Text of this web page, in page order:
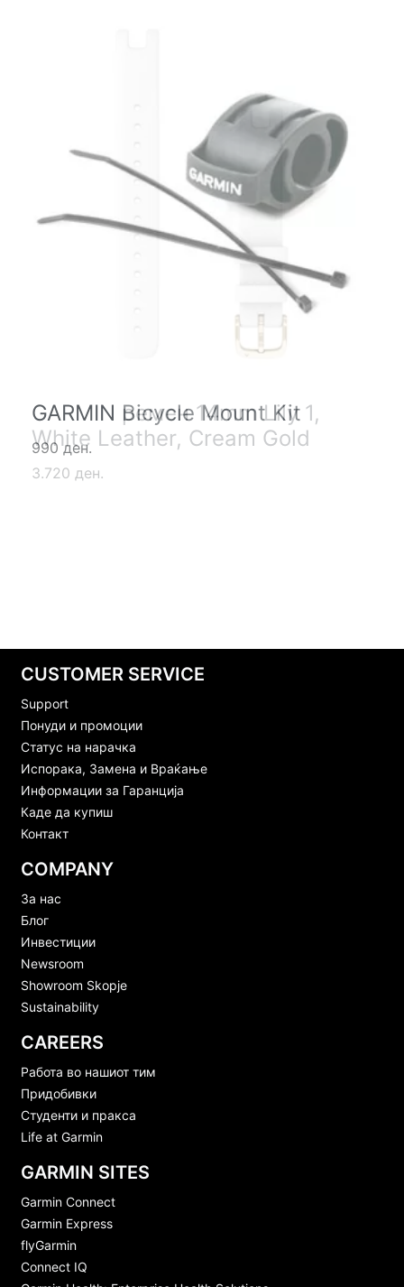
GARMIN ремен 14mm Lily 1,
White Leather, Cream Gold
3.720 ден.
GARMIN Bicycle Mount Kit
990 ден.
CUSTOMER SERVICE
Support
Понуди и промоции
Статус на нарачка
Испорака, Замена и Враќање
Информации за Гаранција
Каде да купиш
Контакт
COMPANY
За нас
Блог
Инвестиции
Newsroom
Showroom Skopje
Sustainability
CAREERS
Работа во нашиот тим
Придобивки
Студенти и пракса
Life at Garmin
GARMIN SITES
Garmin Connect
Garmin Express
flyGarmin
Connect IQ